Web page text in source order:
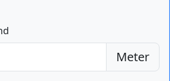
Meter